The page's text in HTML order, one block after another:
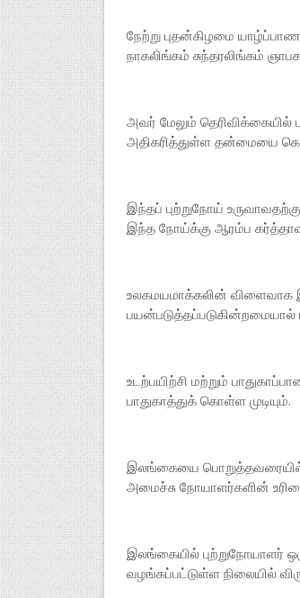
நேற்று புதன்கிழமை
நாகலிங்கம் சுந்தரலிங்கம்
அவர் மேலும் தெரிவிக்கையில்
அதிகரித்துள்ள தன்மையை
இந்தப் புற்றுநோய்
இந்த நோய்க்கு ஆரம்ப
உலகமயமாக்கலின் விளைவாக
பயன்படுத்தப்படுகின்றமையால்
உடற்பயிற்சி மற்றும்
பாதுகாத்துக் கொள்ள முடியும்.
இலங்கையை பொறுத்தவரையில்
அமைச்சு நோயாளர்களின்
இலங்கையில் புற்றுநோயாளர்
வழங்கப்பட்டுள்ள நிலையில்